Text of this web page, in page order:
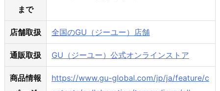
まで
店舗取扱 全国のGU（ジーユー）店舗
通販取扱 GU（ジーユー）公式オンラインストア
商品情報
https://www.gu-global.com/jp/ja/feature/c